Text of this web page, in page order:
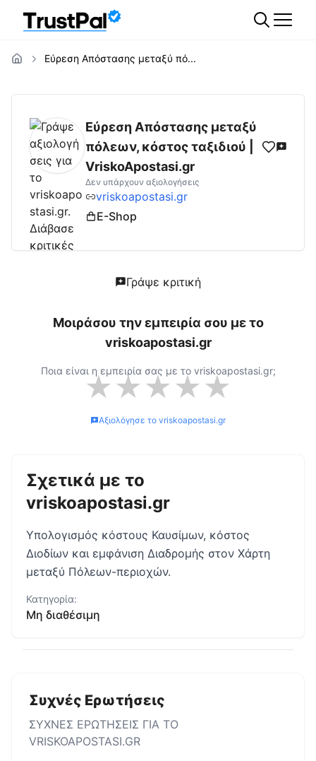
Εύρεση Απόστασης μεταξύ πό...
vriskoapostasi.grΑξιολογήσεις | Δες
Εύρεση Απόστασης μεταξύ
πόλεων, κόστος ταξιδιού |
VriskoApostasi.gr
Δεν υπάρχουν αξιολογήσεις
vriskoapostasi.gr
E-Shop
Γράψε κριτική
Μοιράσου την εμπειρία σου με το
vriskoapostasi.gr
Ποια είναι η εμπειρία σας με το vriskoapostasi.gr;
★★★★★
Αξιολόγησε το vriskoapostasi.gr
Σχετικά με το
vriskoapostasi.gr
Υπολογισμός κόστους Καυσίμων, κόστος
Διοδίων και εμφάνιση Διαδρομής στον Χάρτη
μεταξύ Πόλεων-περιοχών.
Κατηγορία:
Μη διαθέσιμη
Συχνές Ερωτήσεις
ΣΥΧΝΕΣ ΕΡΩΤΗΣΕΙΣ ΓΙΑ ΤΟ
VRISKOAPOSTASI.GR